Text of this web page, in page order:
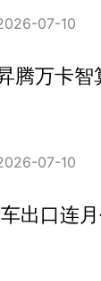
07-10
腾万卡
07-10
出口连